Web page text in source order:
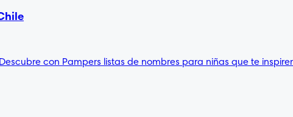
con Pampers listas de nombres para niñas que te